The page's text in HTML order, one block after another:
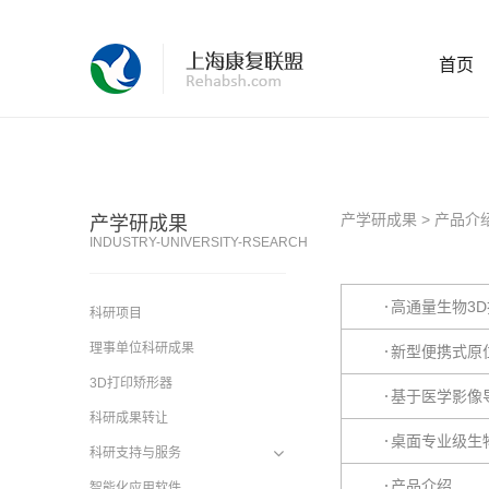
首页
产学研成果
INDUSTRY-UNIVERSITY-RSEARCH
科研项目
理事单位科研成果
3D打印矫形器
科研成果转让
科研支持与服务
产学研成果 > 产品介
高通量生物
新型便携式原
基于医学影像
桌面专业级生